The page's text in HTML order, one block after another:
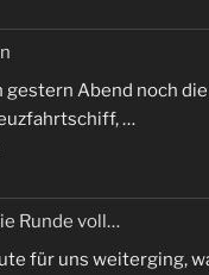
Abend noch
…
Runde voll…
für uns weiterging,